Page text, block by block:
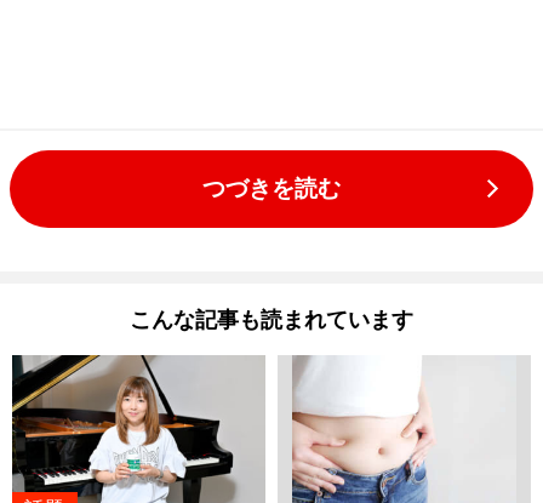
つづきを読む
こんな記事も読まれています